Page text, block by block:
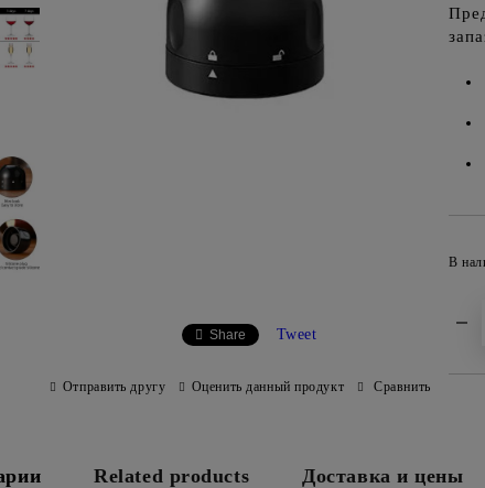
В
Share Tweet
Отправить другу Оценить данный продукт Сравнить
Related products Доставка и цены